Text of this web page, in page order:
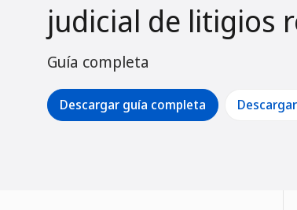
judicial de litigios
Guía completa
Descargar guía completa